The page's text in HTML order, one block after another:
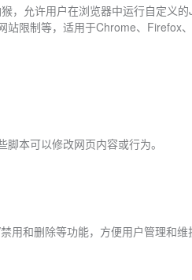
，允许用户在浏览器中运行自定义
限制等，适用于Chrome、Firefox
本可以修改网页内容或行为。
和删除等功能，方便用户管理和维